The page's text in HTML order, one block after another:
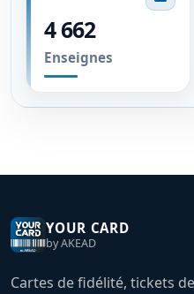
4 667
Enseignes
YOUR CARD
by AKEAD
Cartes de fidélité, tickets